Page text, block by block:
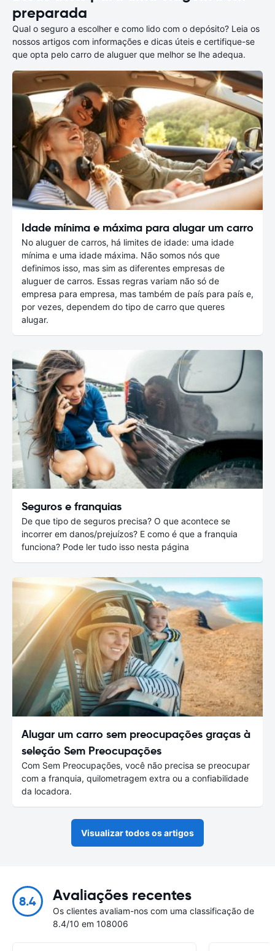
preparada
Qual o seguro a escolher e como lido com o depósito? Leia os
nossos artigos com informações e dicas úteis e certifique-se
que opta pelo carro de aluguer que melhor se lhe adequa.
Idade mínima e máxima para alugar um carro
No aluguer de carros, há limites de idade: uma idade
mínima e uma idade máxima. Não somos nós que
definimos isso, mas sim as diferentes empresas de
aluguer de carros. Essas regras variam não só de
empresa para empresa, mas também de país para país e,
por vezes, dependem do tipo de carro que queres
alugar.
Seguros e franquias
De que tipo de seguros precisa? O que acontece se
incorrer em danos/prejuízos? E como é que a franquia
funciona? Pode ler tudo isso nesta página
Alugar um carro sem preocupações graças à
seleção Sem Preocupações
Com Sem Preocupações, você não precisa se preocupar
com a franquia, quilometragem extra ou a confiabilidade
da locadora.
Visualizar todos os artigos
8.4 Avaliações recentes
Os clientes avaliam-nos com uma classificação de
8.4/10 em 108006